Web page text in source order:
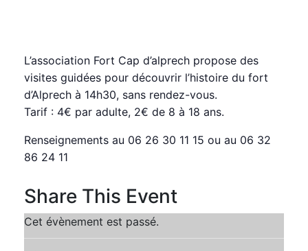
L’association Fort Cap d’alprech propose des
visites guidées pour découvrir l’histoire du fort
d’Alprech à 14h30, sans rendez-vous.
Tarif : 4€ par adulte, 2€ de 8 à 18 ans.
Renseignements au 06 26 30 11 15 ou au 06 32
86 24 11
Share This Event
Cet évènement est passé.